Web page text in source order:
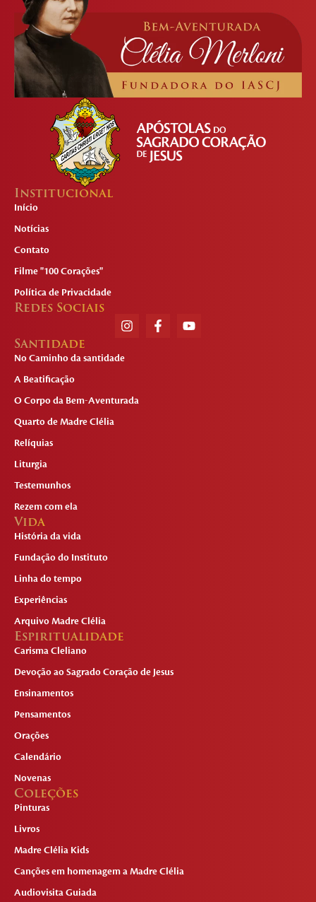
Institucional
Início
Notícias
Contato
Filme "100 Corações"
Política de Privacidade
Redes Sociais
Santidade
No Caminho da santidade
A Beatificação
O Corpo da Bem-Aventurada
Quarto de Madre Clélia
Relíquias
Liturgia
Testemunhos
Rezem com ela
Vida
História da vida
Fundação do Instituto
Linha do tempo
Experiências
Arquivo Madre Clélia
Espiritualidade
Carisma Cleliano
Devoção ao Sagrado Coração de Jesus
Ensinamentos
Pensamentos
Orações
Calendário
Novenas
Coleções
Pinturas
Livros
Madre Clélia Kids
Canções em homenagem a Madre Clélia
Audiovisita Guiada